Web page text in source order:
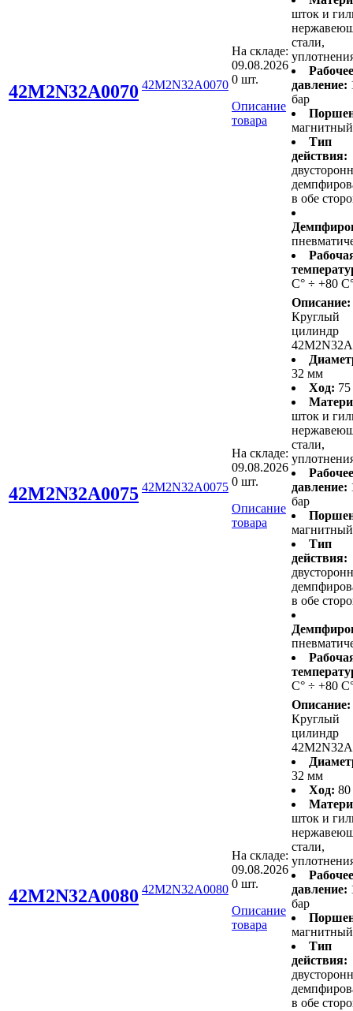
42M2N32A0070 42M2N32A0070
На складе:
09.08.2026
0 шт.
Описание
товара
шток и
стали,
Рабочее
давление:
бар
магнитный
Тип
действия:
в обе
С° ÷ +80
42M2N32A0075 42M2N32A0075
На складе:
09.08.2026
0 шт.
Описание
товара
Описание:
Круглый
цилиндр
32 мм
Ход:
шток и
стали,
Рабочее
давление:
бар
магнитный
Тип
действия:
в обе
С° ÷ +80
42M2N32A0080 42M2N32A0080
На складе:
09.08.2026
0 шт.
Описание
товара
Описание:
Круглый
цилиндр
32 мм
Ход:
шток и
стали,
Рабочее
давление:
бар
магнитный
Тип
действия:
в обе